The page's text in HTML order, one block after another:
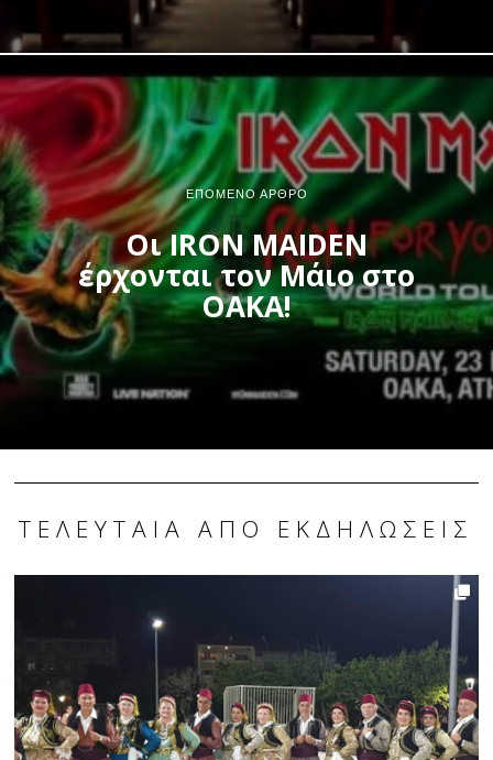
ΕΠΌΜΕΝΟ ΆΡΘΡΟ
Οι IRON MAIDEN
έρχονται τον Μάιο στο
ΟΑΚΑ!
ΤΕΛΕΥΤΑΊΑ ΑΠΌ ΕΚΔΗΛΏΣΕΙΣ